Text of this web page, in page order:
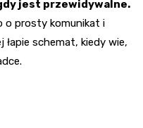
jest przewidywalne.
o prosty komunikat i
łapie schemat, kiedy wie,